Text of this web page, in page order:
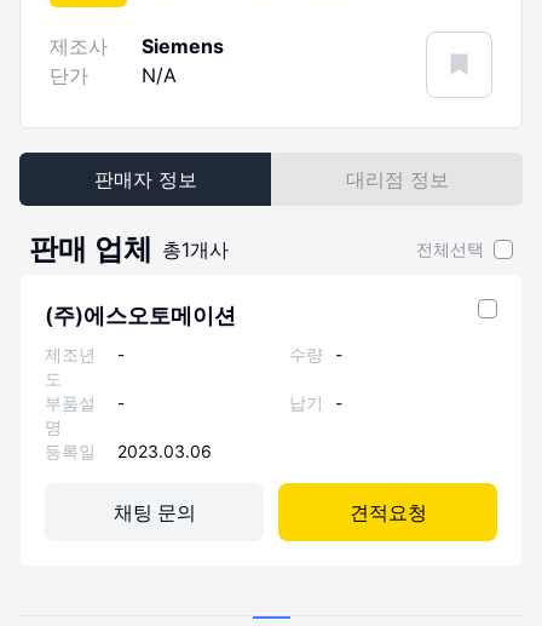
제조사
Siemens
단가
N/A
판매자 정보 대리점 정보
판매 업체 총1개사 전체선택
(주)에스오토메이션
제조년
도
- 수량 -
부품설
명
- 납기 -
등록일 2023.03.06
채팅 문의 견적요청